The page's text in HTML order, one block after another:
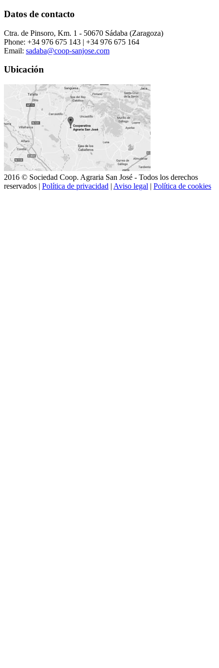
Datos de contacto
Ctra. de Pinsoro, Km. 1 - 50670 Sádaba (Zaragoza)
Phone: +34 976 675 143 | +34 976 675 164
Email: sadaba@coop-sanjose.com
Ubicación
2016 © Sociedad Coop. Agraria San José - Todos los derechos
reservados | Política de privacidad | Aviso legal | Política de cookies